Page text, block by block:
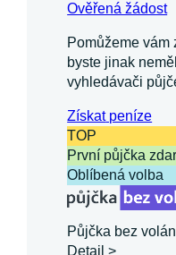
Ověřená žádost
Pomůžeme vám
byste jinak
vyhledávači
Získatpeníze
TOP
První půjčka
Oblíbená volba
Půjčka bez
Detail >